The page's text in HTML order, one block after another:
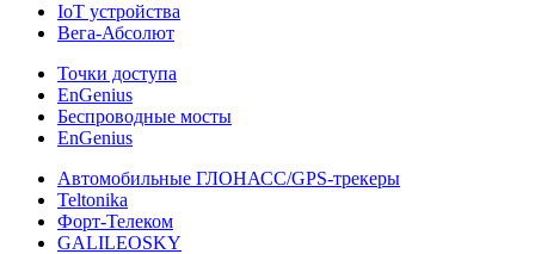
IoT устройства
Вега-Абсолют
Точки доступа
EnGenius
Беспроводные мосты
EnGenius
Автомобильные ГЛОНАСС/GPS-трекеры
Teltonika
Форт-Телеком
GALILEOSKY